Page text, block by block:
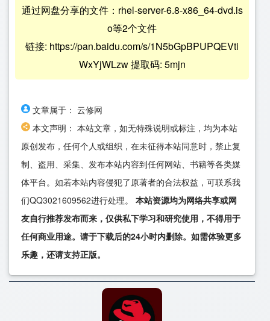
通过网盘分享的文件：rhel-server-6.8-x86_64-dvd.is
o等2个文件
链接: https://pan.baidu.com/s/1N5bGpBPUPQEVti
WxYjWLzw 提取码: 5mjn
文章属于： 云修网
本文声明： 本站文章，如无特殊说明或标注，均为本站
原创发布，任何个人或组织，在未征得本站同意时，禁止复
制、盗用、采集、发布本站内容到任何网站、书籍等各类媒
体平台。如若本站内容侵犯了原著者的合法权益，可联系我
们QQ3021609562进行处理。 本站资源均为网络共享或网
友自行推荐发布而来，仅供私下学习和研究使用，不得用于
任何商业用途。请于下载后的24小时内删除。如需体验更多
乐趣，还请支持正版。